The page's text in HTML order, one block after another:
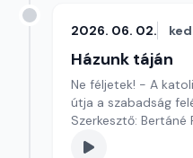
2026. 06. 02.
Házunk táján
Ne féljetek! - A
útja a szabadság
Szerkesztő: Bertáné